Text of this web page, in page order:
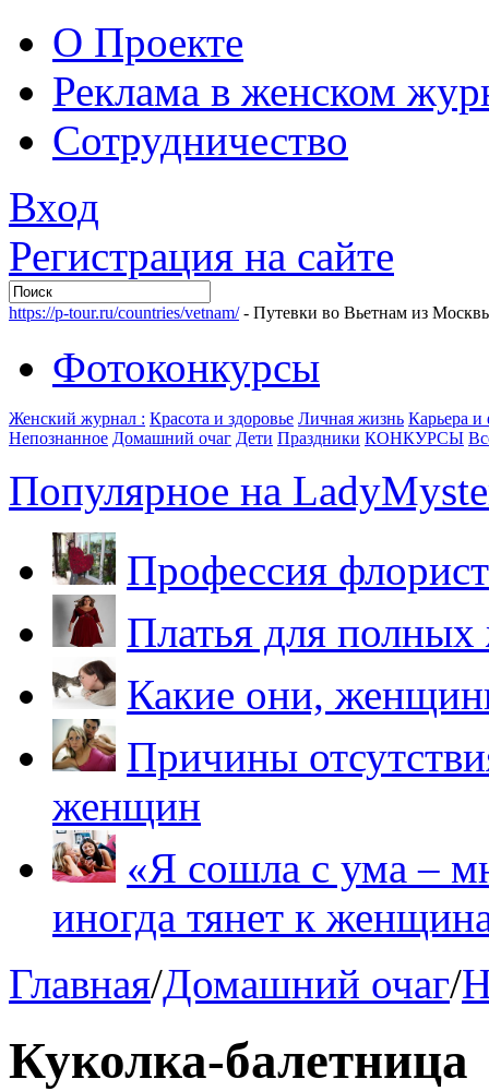
О Проекте
Реклама в женском
Сотрудничество
Вход
Регистрация на сайте
https://p-tour.ru/countries/vetnam/- Путевки во Вьетнам из
Фотоконкурсы
Женский журнал : Красота и здоровье Личная жизнь Карьера
Непознанное Домашний очаг Дети Праздники КОНКУРСЫ
Популярное на
Профессия
Платья для
Какие они,
Причины
женщин
«Я сошла с ума –
иногда тянет к
Главная/Домашний очаг/
Куколка-балетница